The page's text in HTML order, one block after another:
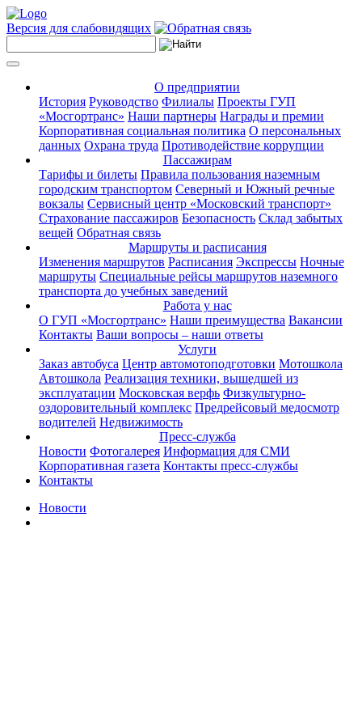
Версия для слабовидящих
О предприятии
История Руководство Филиалы Проекты ГУП
«Мосгортранс» Наши партнеры Награды и премии
Корпоративная социальная политика О персональных
данных Охрана труда Противодействие коррупции
Пассажирам
Тарифы и билеты Правила пользования наземным
городским транспортом Северный и Южный речные
вокзалы Сервисный центр «Московский транспорт»
Страхование пассажиров Безопасность Склад забытых
вещей Обратная связь
Маршруты и расписания
Изменения маршрутов Расписания Экспрессы Ночные
маршруты Специальные рейсы маршрутов наземного
транспорта до учебных заведений
Работа у нас
О ГУП «Мосгортранс» Наши преимущества Вакансии
Контакты Ваши вопросы – наши ответы
Услуги
Заказ автобуса Центр автомотоподготовки Мотошкола
Автошкола Реализация техники, вышедшей из
эксплуатации Московская верфь Физкультурно-
оздоровительный комплекс Предрейсовый медосмотр
водителей Недвижимость
Пресс-служба
Новости Фотогалерея Информация для СМИ
Корпоративная газета Контакты пресс-службы
Контакты
Новости